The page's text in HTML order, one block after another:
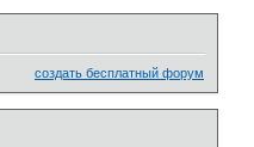
создать бесплатный форум